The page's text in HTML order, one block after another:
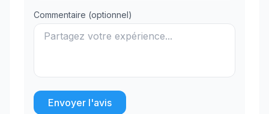
Commentaire (optionnel)
Envoyer l'avis